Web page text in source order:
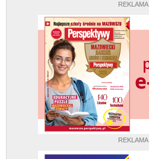
REKLAMA
REKLAMA